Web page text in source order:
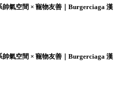
帥氣空間 × 寵物友善｜Burgerciaga 漢
帥氣空間 × 寵物友善｜Burgerciaga 漢